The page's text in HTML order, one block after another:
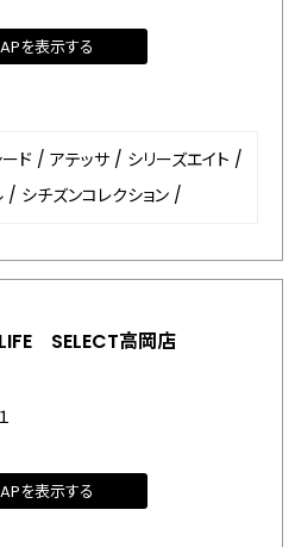
を表示する
ド / アテッサ / シリーズエイト /
/ シチズンコレクション /
SELECT高岡店
を表示する